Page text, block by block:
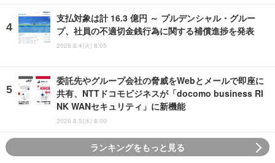
支払対象は計 16.3 億円 ～ プルデンシャル・グルー
プ、社員の不適切金銭行為に関する補償進捗を発表
2026.8.4(火) 8:05
委託先やグループ会社の脅威をWebとメールで即座に
共有、NTTドコモビジネスが「docomo business RI
NK WANセキュリティ」に新機能
2026.8.5(水) 8:00
ランキングをもっと見る